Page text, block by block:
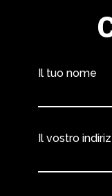
Il tuo nome
Il vostro